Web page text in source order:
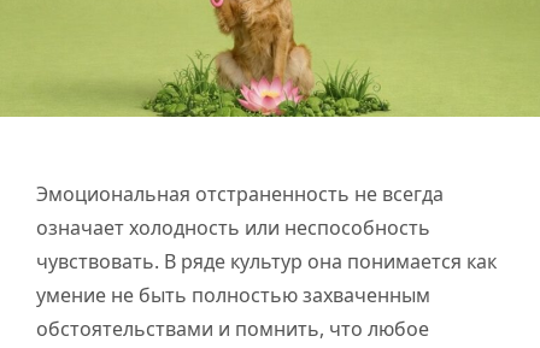
Эмоциональная отстраненность не всегда
означает холодность или неспособность
чувствовать. В ряде культур она понимается как
умение не быть полностью захваченным
обстоятельствами и помнить, что любое